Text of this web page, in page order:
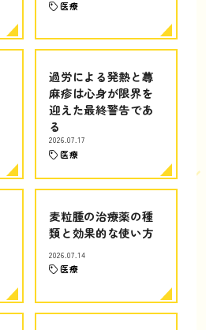
医療
過労による発熱と蕁
麻疹は心身が限界を
迎えた最終警告であ
る
2026.07.17
医療
麦粒腫の治療薬の種
類と効果的な使い方
2026.07.14
医療